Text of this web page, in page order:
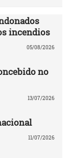
incendios
05/08/2026
no
13/07/2026
11/07/2026